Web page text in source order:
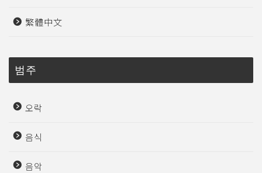
繁體中文
범주
오락
음식
음악